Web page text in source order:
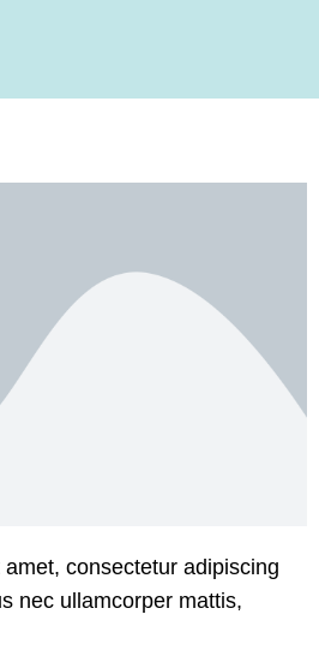
consectetur adipiscing
nec ullamcorper mattis,